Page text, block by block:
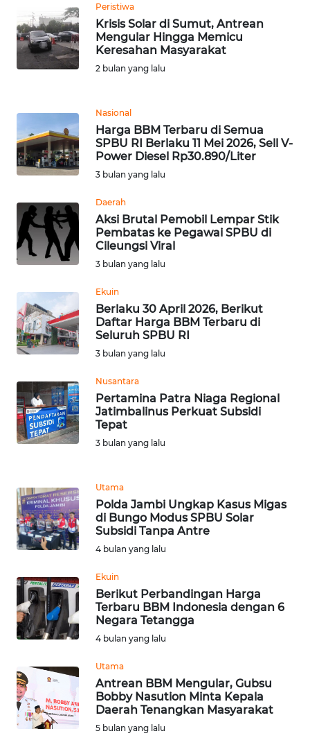
Peristiwa
Krisis Solar di Sumut, Antrean
Mengular Hingga Memicu
Keresahan Masyarakat
2 bulan yang lalu
Nasional
Harga BBM Terbaru di Semua
SPBU RI Berlaku 11 Mei 2026, Sell V-
Power Diesel Rp30.890/Liter
3 bulan yang lalu
Daerah
Aksi Brutal Pemobil Lempar Stik
Pembatas ke Pegawai SPBU di
Cileungsi Viral
3 bulan yang lalu
Ekuin
Berlaku 30 April 2026, Berikut
Daftar Harga BBM Terbaru di
Seluruh SPBU RI
3 bulan yang lalu
Nusantara
Pertamina Patra Niaga Regional
Jatimbalinus Perkuat Subsidi
Tepat
3 bulan yang lalu
Utama
Polda Jambi Ungkap Kasus Migas
di Bungo Modus SPBU Solar
Subsidi Tanpa Antre
4 bulan yang lalu
Ekuin
Berikut Perbandingan Harga
Terbaru BBM Indonesia dengan 6
Negara Tetangga
4 bulan yang lalu
Utama
Antrean BBM Mengular, Gubsu
Bobby Nasution Minta Kepala
Daerah Tenangkan Masyarakat
5 bulan yang lalu
BANTEN
WN
NTT
KEPRI
WN
PAPUA
WN
PAPUA
BARAT
WN
WN
SERAMBI
JAMBI
WN
SULTRA
NTB
WN
SULTENG
WN
SULBAR
WN
BABEL
WN
WN